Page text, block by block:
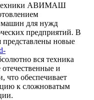
техники АВИМАШ
машин для нужд
предприятий. В
новые
вся техника
и
что обеспечивает
к сложноватым